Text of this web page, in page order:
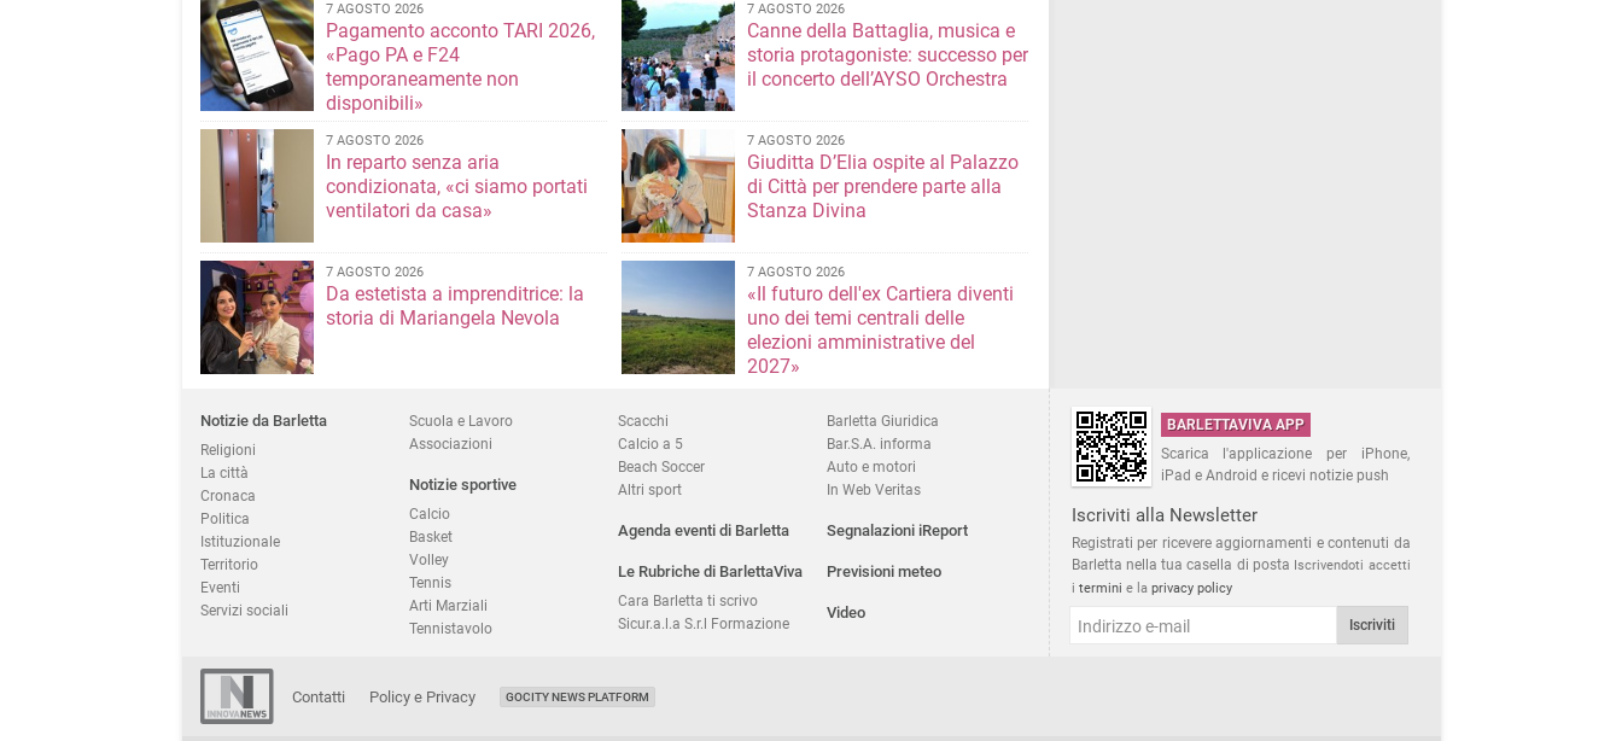
7 AGOSTO 2026
Pagamento acconto TARI 2026,
«Pago PA e F24
temporaneamente non
disponibili»
7 AGOSTO 2026
Canne della Battaglia, musica e
storia protagoniste: successo per
il concerto dell’AYSO Orchestra
7 AGOSTO 2026
In reparto senza aria
condizionata, «ci siamo portati
ventilatori da casa»
7 AGOSTO 2026
Giuditta D’Elia ospite al Palazzo
di Città per prendere parte alla
Stanza Divina
7 AGOSTO 2026
Da estetista a imprenditrice: la
storia di Mariangela Nevola
7 AGOSTO 2026
«Il futuro dell'ex Cartiera diventi
uno dei temi centrali delle
elezioni amministrative del
2027»
Notizie da Barletta
Religioni
La città
Cronaca
Politica
Istituzionale
Territorio
Eventi
Servizi sociali
Scuola e Lavoro
Associazioni
Notizie sportive
Calcio
Basket
Volley
Tennis
Arti Marziali
Tennistavolo
Scacchi
Calcio a 5
Beach Soccer
Altri sport
Agenda eventi di Barletta
Le Rubriche di BarlettaViva
Cara Barletta ti scrivo
Sicur.a.l.a S.r.l Formazione
Barletta Giuridica
Bar.S.A. informa
Auto e motori
In Web Veritas
Segnalazioni iReport
Previsioni meteo
Video
BARLETTAVIVA APP
Scarica l'applicazione per iPhone,
iPad e Android e ricevi notizie push
Iscriviti alla Newsletter
Registrati per ricevere aggiornamenti e contenuti da
Barletta nella tua casella di posta Iscrivendoti accetti
i termini e la privacy policy
Iscriviti
Contatti Policy e Privacy GOCITY NEWS PLATFORM